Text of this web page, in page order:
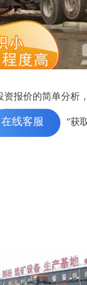
资报价的简单分析
在线客服 ”获